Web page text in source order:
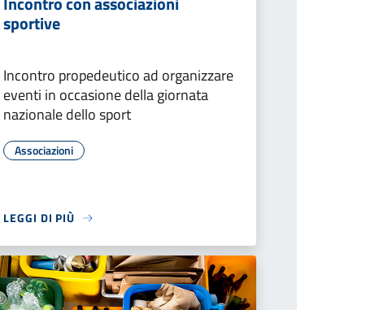
sportive
Incontro propedeutico ad organizzare
eventi in occasione della giornata
nazionale dello sport
Associazioni
LEGGI DI PIÙ